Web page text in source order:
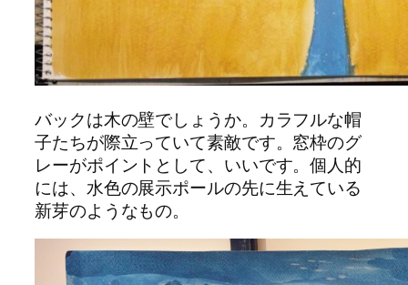
バックは木の壁でしょうか。カラフルな帽
子たちが際立っていて素敵です。窓枠のグ
レーがポイントとして、いいです。個人的
には、水色の展示ポールの先に生えている
新芽のようなもの。